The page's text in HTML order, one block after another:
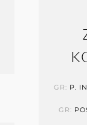
GR: P.
GR: